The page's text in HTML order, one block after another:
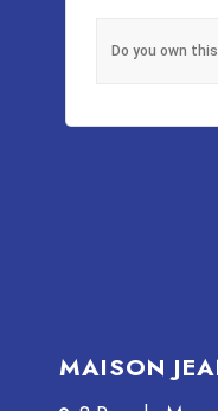
Do you own
MAISON